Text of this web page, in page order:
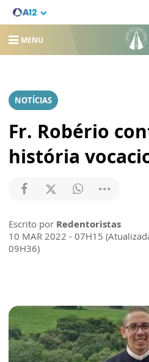
MENU
NOTÍCIAS
Fr. Robério
história
Escrito por Redentoristas
10 MAR 2022 - 07H15
09H36)